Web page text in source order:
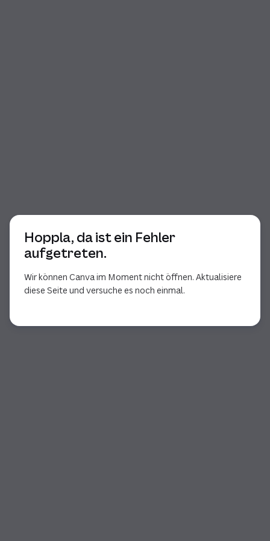
Hoppla, da ist ein Fehler
aufgetreten.
Wir können Canva im Moment nicht öffnen. Aktualisiere
diese Seite und versuche es noch einmal.